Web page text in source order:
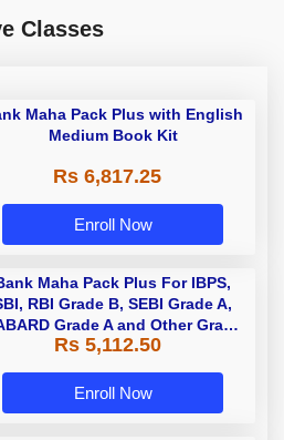
Classes
Maha Pack Plus with English
Medium Book Kit
Rs 6,817.25
Enroll Now
Maha Pack Plus For IBPS,
RBI Grade B, SEBI Grade A,
Grade A and Other Grade
A & Grade B Bank Exams
Rs 5,112.50
Enroll Now